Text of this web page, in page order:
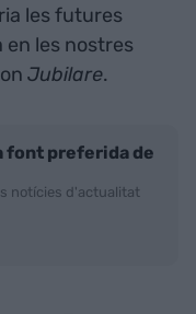
les futures
les nostres
Jubilare.
font preferida de
notícies d'actualitat